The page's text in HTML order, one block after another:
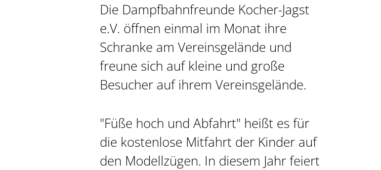
Die Dampfbahnfreunde Kocher-Jagst
e.V. öffnen einmal im Monat ihre
Schranke am Vereinsgelände und
freune sich auf kleine und große
Besucher auf ihrem Vereinsgelände.
"Füße hoch und Abfahrt" heißt es für
die kostenlose Mitfahrt der Kinder auf
den Modellzügen. In diesem Jahr feiert